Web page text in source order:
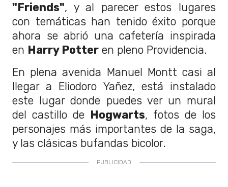
"Friends", y al parecer estos lugares
con temáticas han tenido éxito porque
ahora se abrió una cafetería inspirada
en Harry Potter en pleno Providencia.
En plena avenida Manuel Montt casi al
llegar a Eliodoro Yañez, está instalado
este lugar donde puedes ver un mural
del castillo de Hogwarts, fotos de los
personajes más importantes de la saga,
y las clásicas bufandas bicolor.